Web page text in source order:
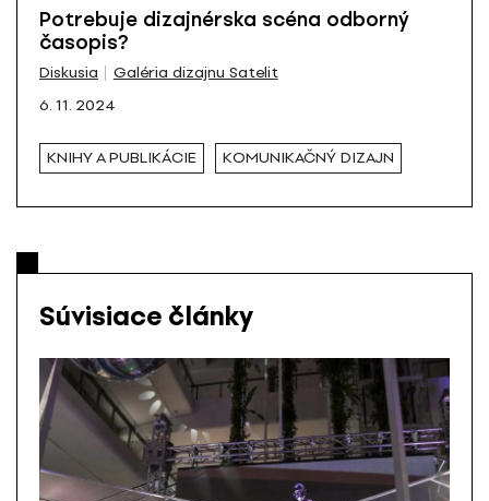
Potrebuje dizajnérska scéna odborný
časopis?
Diskusia
Galéria dizajnu Satelit
6. 11. 2024
KNIHY A PUBLIKÁCIE KOMUNIKAČNÝ DIZAJN
Súvisiace články